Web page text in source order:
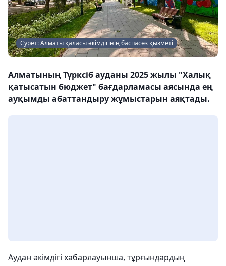
Сурет: Алматы қаласы әкімдігінің баспасөз қызметі
Алматының Түрксіб ауданы 2025 жылы "Халық
қатысатын бюджет" бағдарламасы аясында ең
ауқымды абаттандыру жұмыстарын аяқтады.
Аудан әкімдігі хабарлауынша, тұрғындардың